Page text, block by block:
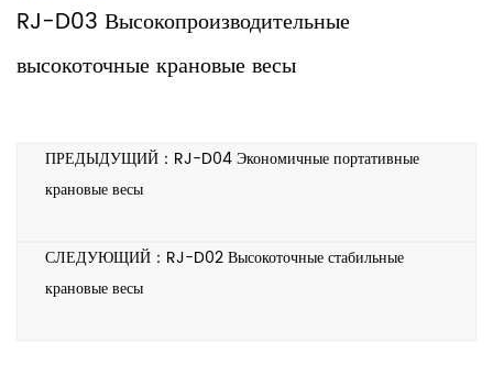
RJ-D03 Высокопроизводительные
высокоточные крановые весы
ПРЕДЫДУЩИЙ：RJ-D04 Экономичные портативные
крановые весы
СЛЕДУЮЩИЙ：RJ-D02 Высокоточные стабильные
крановые весы